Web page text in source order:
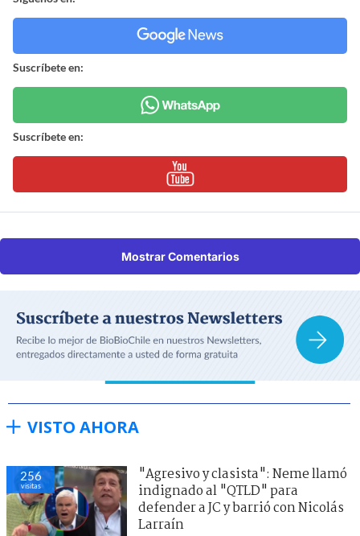
Suscríbete en:
Suscríbete en:
Mostrar Comentarios
VISTO AHORA
256
visitas
"Agresivo y clasista": Neme llamó
indignado al "QTLD" para
defender a JC y barrió con Nicolás
Larraín